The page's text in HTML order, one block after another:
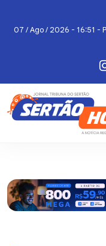
07 / Ago / 2026 - 16:51 -